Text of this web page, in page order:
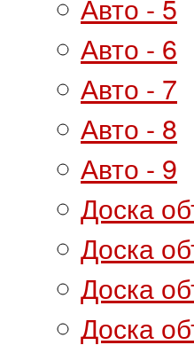
Авто - 5
Авто - 6
Авто - 7
Авто - 8
Авто - 9
Доска
Доска
Доска
Доска